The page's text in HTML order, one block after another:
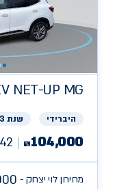
MG
NET-UP
היברידי שנת 2023
₪104,000
מחירון לוי יצחק -